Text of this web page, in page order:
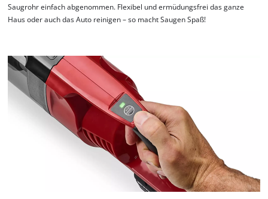
Saugrohr einfach abgenommen. Flexibel und ermüdungsfrei das ganze
Haus oder auch das Auto reinigen – so macht Saugen Spaß!